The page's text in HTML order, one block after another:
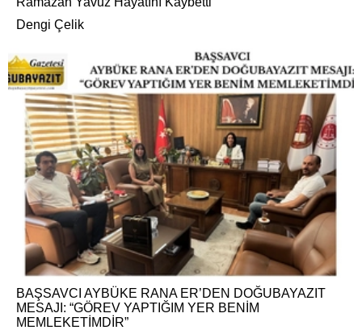
Dengi Çelik
BAŞSAVCI AYBÜKE RANA ER’DEN DOĞUBAYAZIT
MESAJI: “GÖREV YAPTIĞIM YER BENİM
MEMLEKETİMDİR”